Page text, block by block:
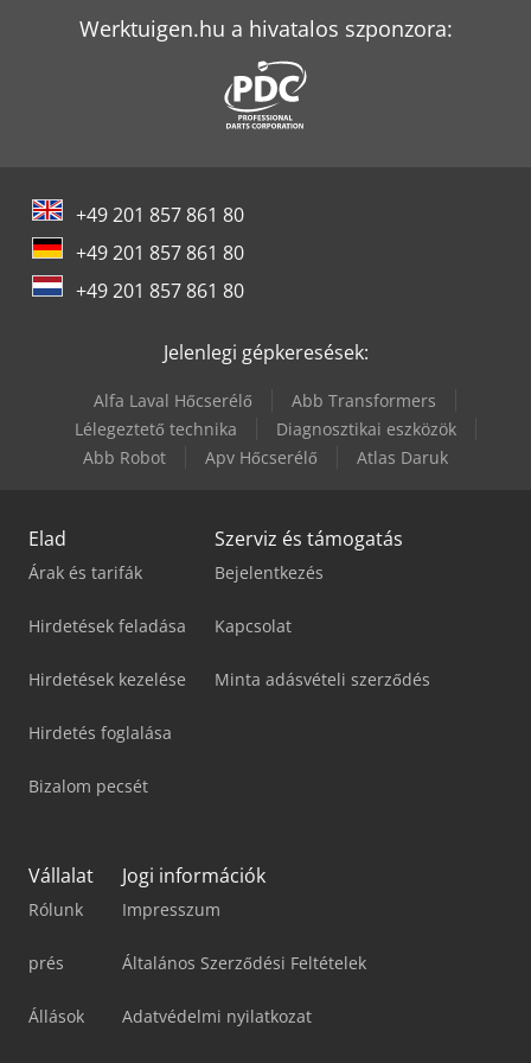
Scherer Feinbau Vdz 220 / Ds
Tec Rotec
Vw T 5
Werktuigen.hu a hivatalos szponzora:
+49 201 857 861 80
+49 201 857 861 80
+49 201 857 861 80
Jelenlegi gépkeresések:
Alfa Laval Hőcserélő
Abb Transformers
Lélegeztető technika
Diagnosztikai eszközök
Abb Robot
Apv Hőcserélő Atlas Daruk
Elad
Árak és tarifák
Hirdetések feladása
Hirdetések kezelése
Hirdetés foglalása
Bizalom pecsét
Szerviz és támogatás
Bejelentkezés
Kapcsolat
Minta adásvételi szerződés
Vállalat
Rólunk
prés
Állások
Jogi információk
Impresszum
Általános Szerződési Feltételek
Adatvédelmi nyilatkozat